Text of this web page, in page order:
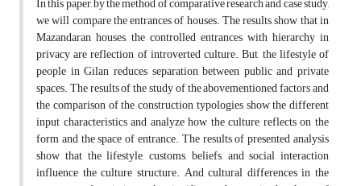
we will compare the entrances of houses. The results show that in
Mazandaran houses, the controlled entrances with hierarchy in
privacy are reflection of introverted culture. But, the lifestyle of
people in Gilan reduces separation between public and private
spaces. The results of the study of the abovementioned factors and
the comparison of the construction typologies show the different
input characteristics and analyze how the culture reflects on the
form and the space of entrance. The results of presented analysis
show that the lifestyle, customs, beliefs, and social interaction
influence the culture structure. And cultural differences in the